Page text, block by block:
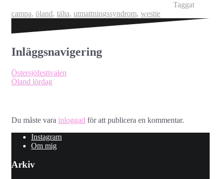
Taggat
campa, öland, tälta, utmattningssyndrom, westie
Inläggsnavigering
Östersjöfestivalen
Öland lördag
Du måste vara inloggad för att publicera en kommentar.
Instagram
Om mig
Arkiv